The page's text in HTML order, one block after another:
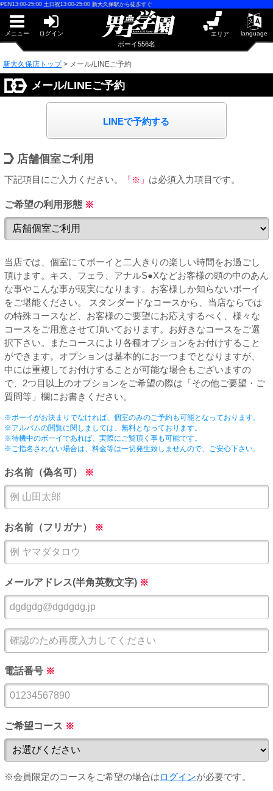
25:00 土日祝13:00-25:00 新大久保駅から徒歩すぐ
メニュー ログイン エリア language
ボーイ556名
サテライト大宮
PUA柏
PUA'八重洲
PUA'池袋
PUA'新橋
PUA'蒲田
PUA'羽田
PUA'吉祥寺
PUA立川
PUA町田
PUA四日市
PUA津
×閉じる
PUA和歌山
PUA奈良
PUA姫路
×閉じる
PUA鹿児島
×閉じる
新大久保店トップ> メール/LINEご予約
メール/LINEご予約
LINEで予約する
店舗個室ご利用
下記項目にご入力ください。 「※」 は必須入力項目です。
ご希望の利用形態 ※
当店では、個室にてボーイと二人きりの楽しい時間をお過ごし
頂けます。キス、フェラ、アナルS●Xなどお客様の頭の中のあん
な事やこんな事が現実になります。お客様しか知らないボーイ
をご堪能ください。 スタンダードなコースから、当店ならでは
の特殊コースなど、お客様のご要望にお応えするべく、様々な
コースをご用意させて頂いております。お好きなコースをご選
択下さい。またコースにより各種オプションをお付けすること
ができます。オプションは基本的にお一つまでとなりますが、
中には重複してお付けすることが可能な場合もございますの
で、2つ目以上のオプションをご希望の際は「その他ご要望・ご
質問等」欄にお書きください。
※ボーイがお決まりでなければ、個室のみのご予約も可能となっております。
※アルバムの閲覧に関しましては、無料となっております。
※待機中のボーイであれば、実際にご覧頂く事も可能です。
※ご指名されない場合は、料金等は一切発生致しませんので、ご安心下さい。
お名前（偽名可） ※
お名前（フリガナ） ※
メールアドレス(半角英数文字) ※
電話番号 ※
ご希望コース ※
※会員限定のコースをご希望の場合はログインが必要です。